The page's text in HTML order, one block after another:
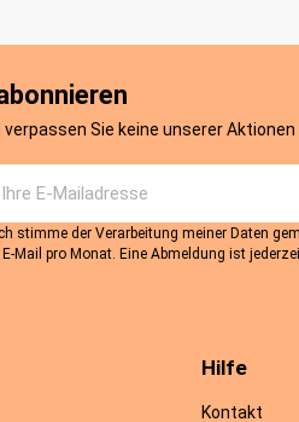
Sie keine unserer Aktionen
stimme der Verarbeitung meiner Daten
E-Mail pro Monat. Eine Abmeldung ist
Hilfe
Kontakt